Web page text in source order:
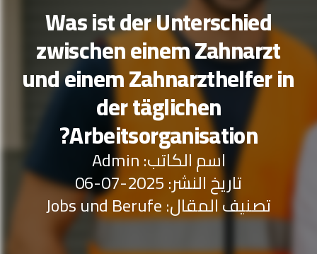
Was ist der Unterschied
zwischen einem Zahnarzt
und einem Zahnarzthelfer in
der täglichen
Arbeitsorganisation?
اسم الكاتب: Admin
تاريخ النشر: 2025-07-06
تصنيف المقال:Jobs und Berufe